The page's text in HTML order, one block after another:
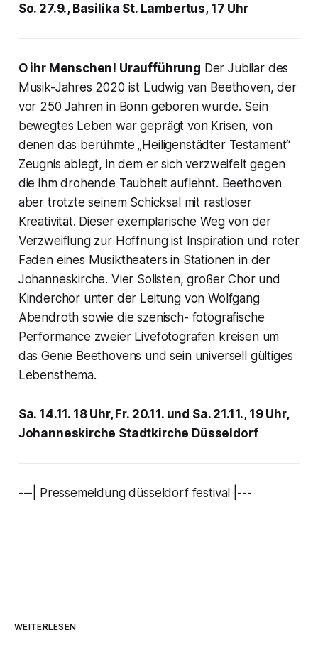
So. 27.9., Basilika St. Lambertus, 17 Uhr
O ihr Menschen! Uraufführung Der Jubilar des
Musik-Jahres 2020 ist Ludwig van Beethoven, der
vor 250 Jahren in Bonn geboren wurde. Sein
bewegtes Leben war geprägt von Krisen, von
denen das berühmte „Heiligenstädter Testament“
Zeugnis ablegt, in dem er sich verzweifelt gegen
die ihm drohende Taubheit auflehnt. Beethoven
aber trotzte seinem Schicksal mit rastloser
Kreativität. Dieser exemplarische Weg von der
Verzweiflung zur Hoffnung ist Inspiration und roter
Faden eines Musiktheaters in Stationen in der
Johanneskirche. Vier Solisten, großer Chor und
Kinderchor unter der Leitung von Wolfgang
Abendroth sowie die szenisch- fotografische
Performance zweier Livefotografen kreisen um
das Genie Beethovens und sein universell gültiges
Lebensthema.
Sa. 14.11. 18 Uhr, Fr. 20.11. und Sa. 21.11., 19 Uhr,
Johanneskirche Stadtkirche Düsseldorf
---| Pressemeldung düsseldorf festival |---
WEITERLESEN